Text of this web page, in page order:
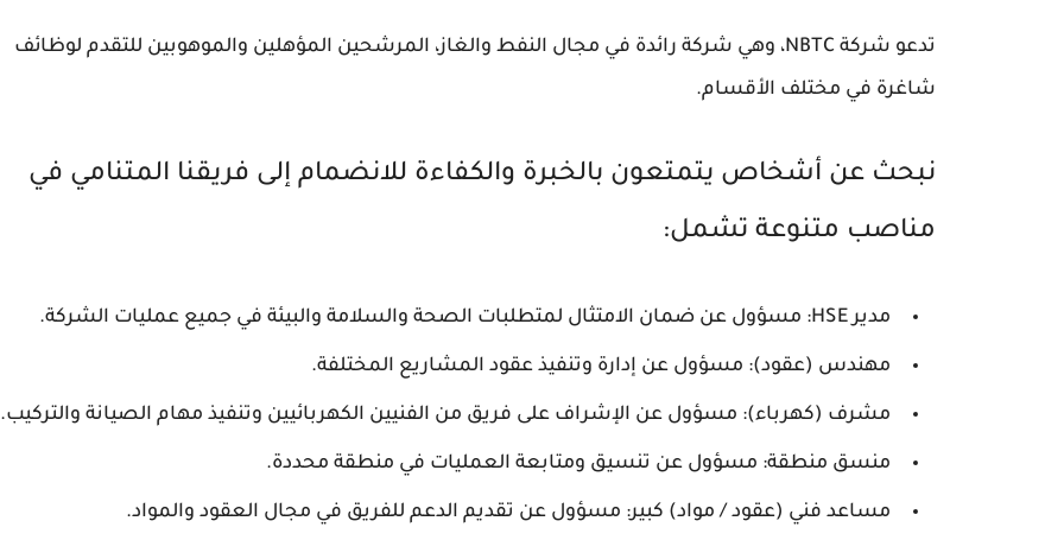
تدعو شركة NBTC، وهي شركة رائدة في مجال النفط والغاز، المرشحين المؤهلين والموهوبين للتقدم لوظائف
شاغرة في مختلف الأقسام.
نبحث عن أشخاص يتمتعون بالخبرة والكفاءة للانضمام إلى فريقنا المتنامي في
مناصب متنوعة تشمل:
مدير HSE: مسؤول عن ضمان الامتثال لمتطلبات الصحة والسلامة والبيئة في جميع عمليات الشركة.
مهندس (عقود): مسؤول عن إدارة وتنفيذ عقود المشاريع المختلفة.
مشرف (كهرباء): مسؤول عن الإشراف على فريق من الفنيين الكهربائيين وتنفيذ مهام الصيانة والتركيب.
منسق منطقة: مسؤول عن تنسيق ومتابعة العمليات في منطقة محددة.
مساعد فني (عقود / مواد) كبير: مسؤول عن تقديم الدعم للفريق في مجال العقود والمواد.